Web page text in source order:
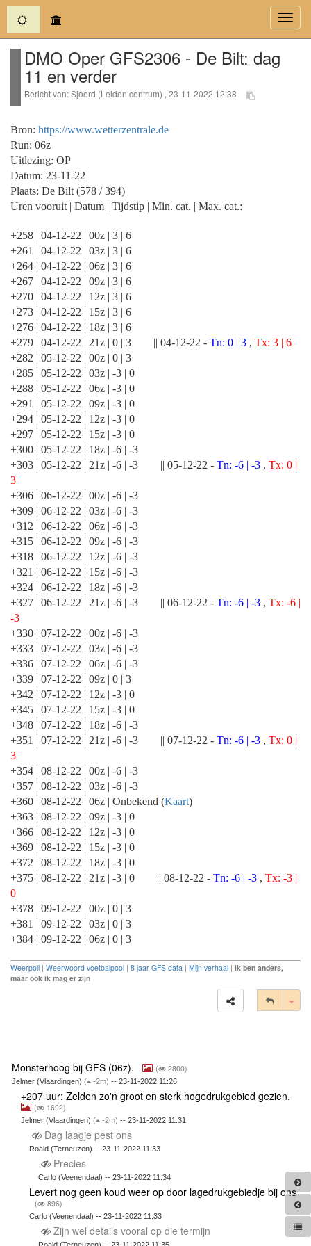
(current)
DMO Oper GFS2306 - De Bilt: dag
11 en verder
Bericht van: Sjoerd (Leiden centrum) , 23-11-2022 12:38
Bron: https://www.wetterzentrale.de
Run: 06z
Uitlezing: OP
Datum: 23-11-22
Plaats: De Bilt (578 / 394)
Uren vooruit | Datum | Tijdstip | Min. cat. | Max. cat.:
+258 | 04-12-22 | 00z | 3 | 6
+261 | 04-12-22 | 03z | 3 | 6
+264 | 04-12-22 | 06z | 3 | 6
+267 | 04-12-22 | 09z | 3 | 6
+270 | 04-12-22 | 12z | 3 | 6
+273 | 04-12-22 | 15z | 3 | 6
+276 | 04-12-22 | 18z | 3 | 6
+279 | 04-12-22 | 21z | 0 | 3 || 04-12-22 - Tn: 0 | 3 , Tx: 3 | 6
+282 | 05-12-22 | 00z | 0 | 3
+285 | 05-12-22 | 03z | -3 | 0
+288 | 05-12-22 | 06z | -3 | 0
+291 | 05-12-22 | 09z | -3 | 0
+294 | 05-12-22 | 12z | -3 | 0
+297 | 05-12-22 | 15z | -3 | 0
+300 | 05-12-22 | 18z | -6 | -3
+303 | 05-12-22 | 21z | -6 | -3 || 05-12-22 - Tn: -6 | -3 , Tx: 0 |
3
+306 | 06-12-22 | 00z | -6 | -3
+309 | 06-12-22 | 03z | -6 | -3
+312 | 06-12-22 | 06z | -6 | -3
+315 | 06-12-22 | 09z | -6 | -3
+318 | 06-12-22 | 12z | -6 | -3
+321 | 06-12-22 | 15z | -6 | -3
+324 | 06-12-22 | 18z | -6 | -3
+327 | 06-12-22 | 21z | -6 | -3 || 06-12-22 - Tn: -6 | -3 , Tx: -6 |
-3
+330 | 07-12-22 | 00z | -6 | -3
+333 | 07-12-22 | 03z | -6 | -3
+336 | 07-12-22 | 06z | -6 | -3
+339 | 07-12-22 | 09z | 0 | 3
+342 | 07-12-22 | 12z | -3 | 0
+345 | 07-12-22 | 15z | -3 | 0
+348 | 07-12-22 | 18z | -6 | -3
+351 | 07-12-22 | 21z | -6 | -3 || 07-12-22 - Tn: -6 | -3 , Tx: 0 |
3
+354 | 08-12-22 | 00z | -6 | -3
+357 | 08-12-22 | 03z | -6 | -3
+360 | 08-12-22 | 06z | Onbekend (Kaart)
+363 | 08-12-22 | 09z | -3 | 0
+366 | 08-12-22 | 12z | -3 | 0
+369 | 08-12-22 | 15z | -3 | 0
+372 | 08-12-22 | 18z | -3 | 0
+375 | 08-12-22 | 21z | -3 | 0 || 08-12-22 - Tn: -6 | -3 , Tx: -3 |
0
+378 | 09-12-22 | 00z | 0 | 3
+381 | 09-12-22 | 03z | 0 | 3
+384 | 09-12-22 | 06z | 0 | 3
Weerpoll | Weerwoord voetbalpool | 8 jaar GFS data | Mijn verhaal | ik ben anders,
maar ook ik mag er zijn
Monsterhoog bij GFS (06z). ( 2800)
Jelmer (Vlaardingen) ( -2m) -- 23-11-2022 11:26
+207 uur: Zelden zo'n groot en sterk hogedrukgebied gezien.
( 1692)
Jelmer (Vlaardingen) ( -2m) -- 23-11-2022 11:31
Dag laagje pest ons
Roald (Terneuzen) -- 23-11-2022 11:33
Precies
Carlo (Veenendaal) -- 23-11-2022 11:34
Levert nog geen koud weer op door lagedrukgebiedje bij ons
( 896)
Carlo (Veenendaal) -- 23-11-2022 11:33
Zijn wel details vooral op die termijn